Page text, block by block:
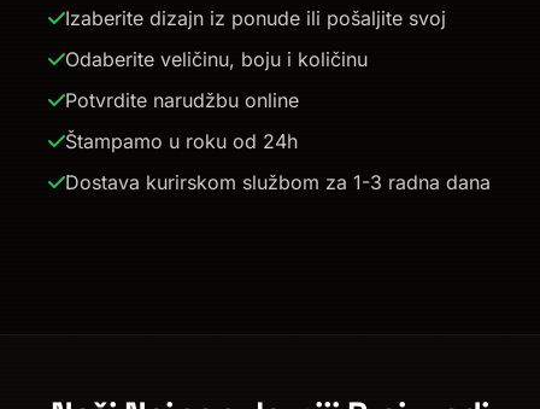
Izaberite dizajn iz ponude ili pošaljite svoj
Odaberite veličinu, boju i količinu
Potvrdite narudžbu online
Štampamo u roku od 24h
Dostava kurirskom službom za 1-3 radna dana